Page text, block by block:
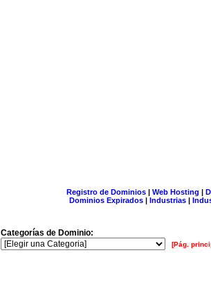
Registro de Dominios| Web Hosting |
Dominios Expirados | Industrias |
Categorías de Dominio:
[Pág.